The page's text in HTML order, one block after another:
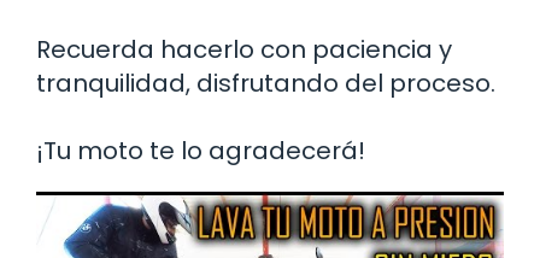
Recuerda hacerlo con paciencia y
tranquilidad, disfrutando del proceso.
¡Tu moto te lo agradecerá!